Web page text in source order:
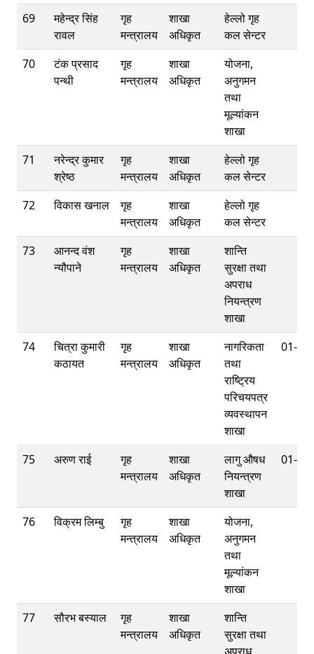
69
महेन्द्र सिंह
रावल
गृह
मन्त्रालय
शाखा
अधिकृत
हेल्लो गृह
कल सेन्टर
70
टंक प्रसाद
पन्थी
गृह
मन्त्रालय
शाखा
अधिकृत
योजना,
अनुगमन
तथा
मूल्यांकन
शाखा
71
नरेन्द्र कुमार
श्रेष्ठ
गृह
मन्त्रालय
शाखा
अधिकृत
हेल्लो गृह
कल सेन्टर
72
विकास खनाल
गृह
मन्त्रालय
शाखा
अधिकृत
हेल्लो गृह
कल सेन्टर
73
आनन्द वंश
न्यौपाने
गृह
मन्त्रालय
शाखा
अधिकृत
शान्ति
सुरक्षा तथा
अपराध
नियन्त्रण
शाखा
74
चित्रा कुमारी
कठायत
गृह
मन्त्रालय
शाखा
अधिकृत
नागरिकता
तथा
राष्ट्रिय
परिचयपत्र
व्यवस्थापन
शाखा
01-
75 अरुण राई
गृह
मन्त्रालय
शाखा
अधिकृत
लागु औषध
नियन्त्रण
शाखा
01-
76 विक्रम लिम्बु
गृह
मन्त्रालय
शाखा
अधिकृत
योजना,
अनुगमन
तथा
मूल्यांकन
शाखा
77
सौरभ बस्याल
गृह
मन्त्रालय
शाखा
अधिकृत
शान्ति
सुरक्षा तथा